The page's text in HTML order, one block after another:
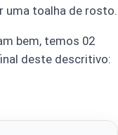
uma toalha de rosto.
bem, temos 02
deste descritivo: